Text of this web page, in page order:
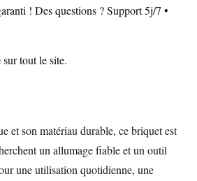
! Des questions ? Support 5j/7 •
sur tout le site.
et son matériau durable, ce briquet est
un allumage fiable et un outil
une utilisation quotidienne, une